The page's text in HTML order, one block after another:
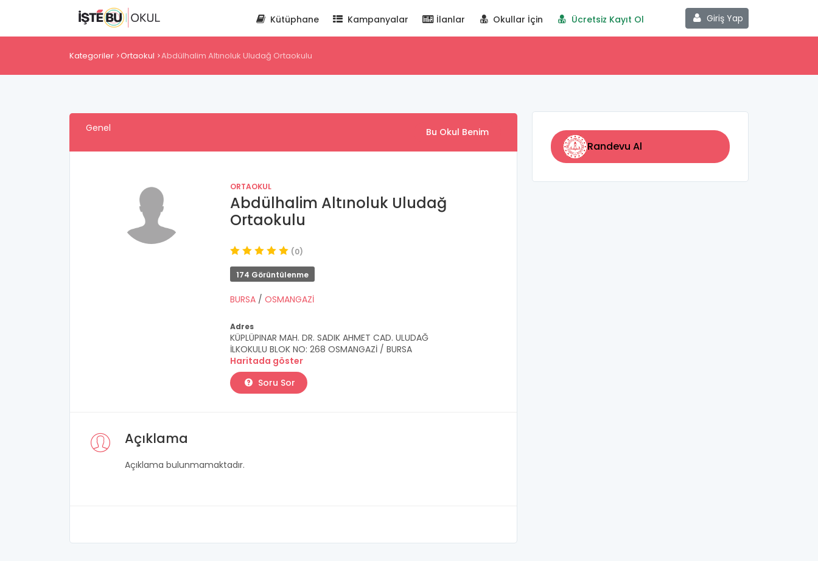
Giriş Yap
Kütüphane Kampanyalar İlanlar Okullar İçin Ücretsiz Kayıt Ol
Kategoriler Ortaokul Abdülhalim Altınoluk Uludağ Ortaokulu
Genel Bu Okul Benim
ORTAOKUL
Abdülhalim Altınoluk Uludağ
Ortaokulu
(0)
174 Görüntülenme
BURSA / OSMANGAZİ
Adres
KÜPLÜPINAR MAH. DR. SADIK AHMET CAD. ULUDAĞ
İLKOKULU BLOK NO: 268 OSMANGAZİ / BURSA
Haritada göster
Soru Sor
Açıklama
Açıklama bulunmamaktadır.
Randevu Al